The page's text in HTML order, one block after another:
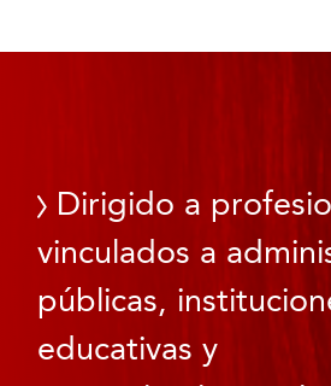
Dirigido a
vinculados a
públicas,
educativas y